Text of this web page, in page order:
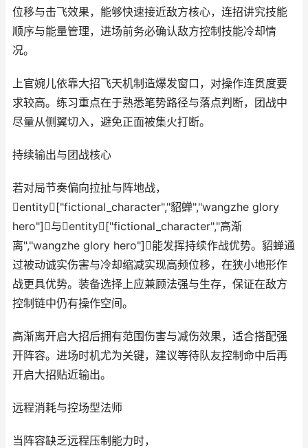
位移与击飞效果，能够快速接近敌方核心，连招讲究技能
顺序与能量管理，进场前务必确认敌方控制技能冷却情
况。
上官婉儿依靠大招飞天机制造爆发窗口，对操作连贯度要
求较高。练习重点在于熟悉笔势路径与落点判断，团战中
尽量从侧翼切入，避免正面被集火打断。
持续输出与团战核心
若对局节奏偏向拉扯与阵地战，
entity["fictional_character","貂蝉","wangzhe glory
hero"]与entity["fictional_character","高渐
离","wangzhe glory hero"]能发挥持续作战优势。貂蝉通
过被动诚实伤害与冷却缩减实现高频位移，在狭小地形作
战更具优势。装备选择上应兼顾法强与生存，保证在敌方
控制链中仍有操作空间。
高渐离开启大招后拥有范围伤害与减伤效果，适合搭配强
开阵容。进场时机尤为关键，建议等待队友控制命中后再
开启大招贴近输出。
远程消耗与控场型法师
当阵容缺乏远程压制能力时，